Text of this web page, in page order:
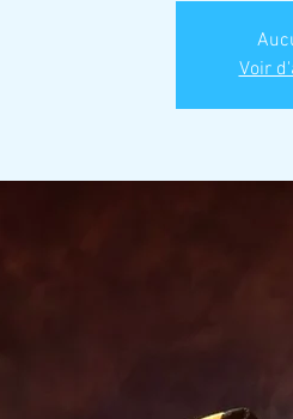
Voir